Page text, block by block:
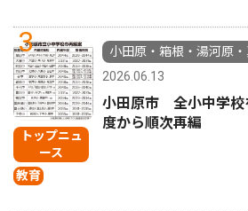
3
トップニュ
ース
教育
小田原・箱根・湯河原
2026.06.13
小田原市 全小中学
度から順次再編